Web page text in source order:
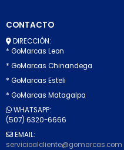
CONTACTO
DIRECCIÓN:
* GoMarcas Leon
* GoMarcas Chinandega
* GoMarcas Esteli
* GoMarcas Matagalpa
WHATSAPP:
(507) 6320-6666
EMAIL:
servicioalcliente@gomarcas.com